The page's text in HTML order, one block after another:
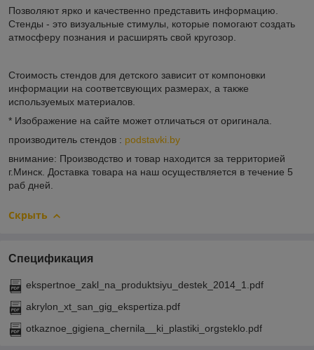
Позволяют ярко и качественно представить информацию.
Стенды - это визуальные стимулы, которые помогают создать
атмосферу познания и расширять свой кругозор.
Стоимость стендов для детского зависит от компоновки
информации на соответсвующих размерах, а также
используемых материалов.
* Изображение на сайте может отличаться от оригинала.
производитель стендов : podstavki.by
внимание: Производство и товар находится за территорией
г.Минск. Доставка товара на наш осуществляется в течение 5
раб дней.
Скрыть
Спецификация
ekspertnoe_zakl_na_produktsiyu_destek_2014_1.pdf
akrylon_xt_san_gig_ekspertiza.pdf
otkaznoe_gigiena_chernila__ki_plastiki_orgsteklo.pdf